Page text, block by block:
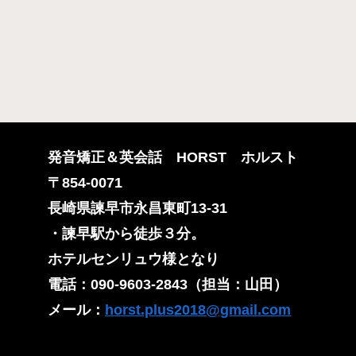
発音矯正＆英会話 HORST ホルスト
〒854-0071
長崎県諫早市永昌東町13-31
​・ 諫早駅から徒歩３分。
ホテルセンリュウ様となり
​電話：090-9603-2843（担当：山田）
​メール： horst.plus2018@gmail.com